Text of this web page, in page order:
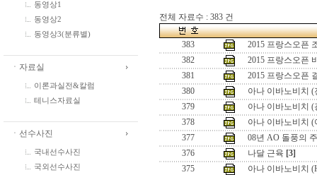
동영상1
동영상2
동영상3(분류별)
ㆍ자료실
이론과실전&칼럼
테니스자료실
ㆍ선수사진
국내선수사진
국외선수사진
전체 자료수 : 383 건
383
2015 프랑스오픈
382
2015 프랑스오픈
381
2015 프랑스오픈
380
아나 이바노비치 (
379
아나 이바노비치
378
아나 이바노비치 (
377
08년 AO 돌풍의
376
나달 근육 [3]
375
아나 이바노비치